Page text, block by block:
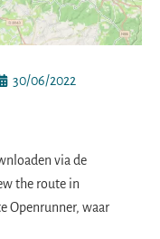
30/06/2022
via de
the route in
Openrunner, waar